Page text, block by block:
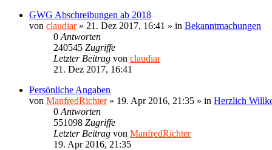
GWG Abschreibungen ab 2018
von claudiar» 21. Dez 2017, 16:41 » in Bekanntmachungen
0 Antworten
240545 Zugriffe
Letzter Beitrag von claudiar
21. Dez 2017, 16:41
Persönliche Angaben
von ManfredRichter» 19. Apr 2016, 21:35 » in Herzlich
0 Antworten
551098 Zugriffe
Letzter Beitrag von ManfredRichter
19. Apr 2016, 21:35